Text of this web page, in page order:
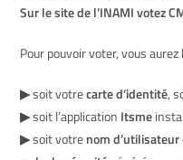
Sur le site de l’INAMI votez
Pour pouvoir voter, vous aurez
▶soit votrecarte d’identité,
▶soit l’application Itsme
▶soit votrenom d’utilisateur